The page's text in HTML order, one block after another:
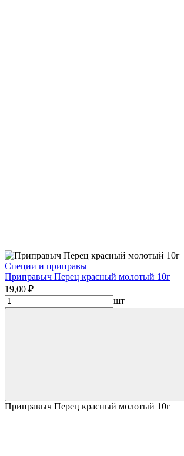
Специи и приправы
Приправыч Перец красный молотый 10г
19,00 ₽
шт
Приправыч Перец красный молотый 10г